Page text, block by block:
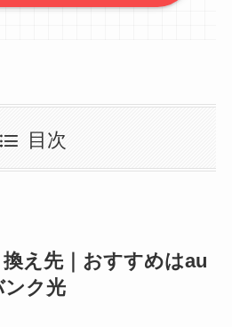
目次
換え先｜おすすめはau
ク光